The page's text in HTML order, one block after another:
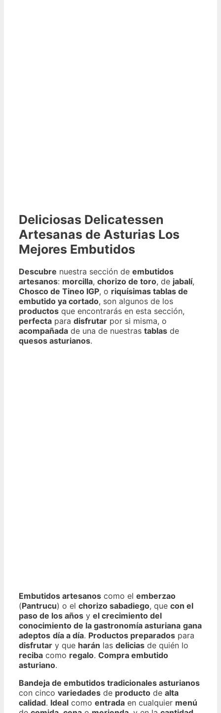
Deliciosas Delicatessen
Artesanas de Asturias Los
Mejores Embutidos
Descubre nuestra sección de embutidos
artesanos: morcilla, chorizo de toro, de jabalí,
Chosco de Tineo IGP, o riquísimas tablas de
embutido ya cortado, son algunos de los
productos que encontrarás en esta sección,
perfecta para disfrutar por si misma, o
acompañada de una de nuestras tablas de
quesos asturianos.
Embutidos artesanos como el emberzao
(Pantrucu) o el chorizo sabadiego, que con el
paso de los años y el crecimiento del
conocimiento de la gastronomía asturiana gana
adeptos día a día. Productos preparados para
disfrutar y que harán las delicias de quién lo
reciba como regalo. Compra embutido
asturiano.
Bandeja de embutidos tradicionales asturianos
con cinco variedades de producto de alta
calidad. Ideal como entrada en cualquier menú